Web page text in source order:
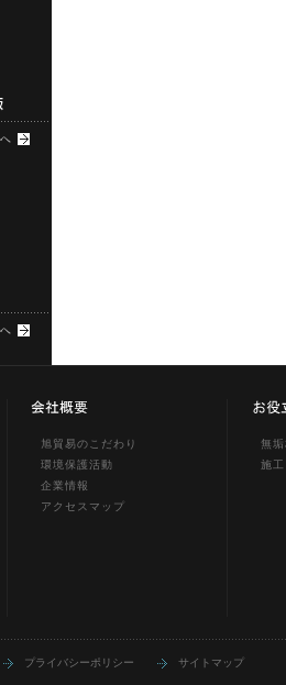
旭貿易のこだわり
環境保護活動
企業情報
アクセスマップ
無
施
プライバシーポリシー サイトマップ